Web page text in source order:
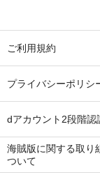
ご利用規約
プライバシーポリシ
dアカウント2段階認
海賊版に関する取り
ついて